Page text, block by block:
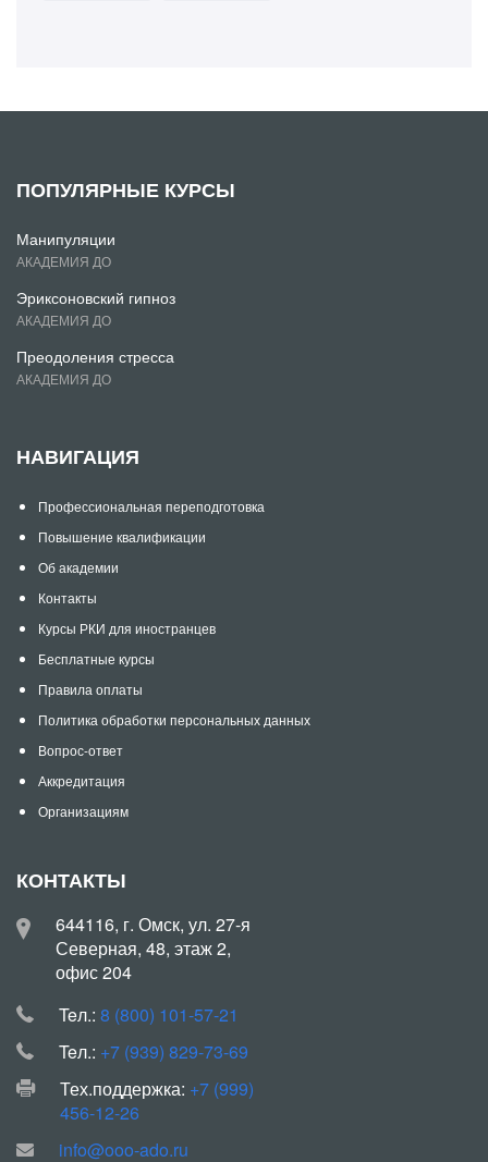
ПОПУЛЯРНЫЕ КУРСЫ
Манипуляции
АКАДЕМИЯ ДО
Эриксоновский гипноз
АКАДЕМИЯ ДО
Преодоления стресса
АКАДЕМИЯ ДО
НАВИГАЦИЯ
Профессиональная переподготовка
Повышение квалификации
Об академии
Контакты
Курсы РКИ для иностранцев
Бесплатные курсы
Правила оплаты
Политика обработки персональных данных
Вопрос-ответ
Аккредитация
Организациям
КОНТАКТЫ
644116, г. Омск, ул. 27-я
Северная, 48, этаж 2,
офис 204
Teл.: 8 (800) 101-57-21
Teл.: +7 (939) 829-73-69
Тех.поддержка: +7 (999)
456-12-26
info@ooo-ado.ru